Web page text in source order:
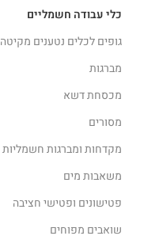
כלי עבודה חשמליים
גופים לכלים נטענים מקיטה
מברגות
מכסחת דשא
מסורים
מקדחות ומברגות חשמליות
משאבות מים
פטישונים ופטישי חציבה
שואבים מפוחים